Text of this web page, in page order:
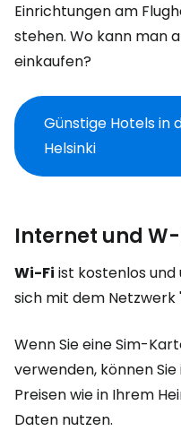
Einrichtungen am
stehen. Wo kann man
einkaufen?
Günstige Hotels in
Helsinki
Internet und W-
Wi-Fi ist kostenlos
sich mit dem Netzwerk
Wenn Sie eine Sim-
verwenden, können
Preisen wie in Ihrem
Daten nutzen.